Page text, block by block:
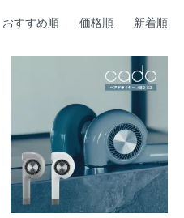
おすすめ順 価格順 新着順